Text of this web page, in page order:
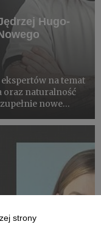
Hugo-
na temat
oraz naturalność
nowe
strony